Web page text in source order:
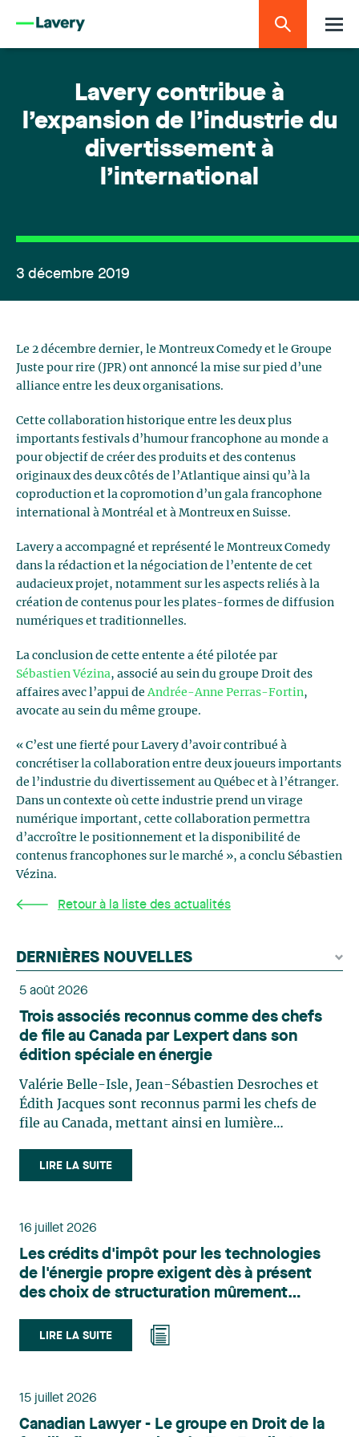
Lavery contribue à
l’expansion de l’industrie du
divertissement à
l’international
3 décembre 2019
Le 2 décembre dernier, le Montreux Comedy et le Groupe
Juste pour rire (JPR) ont annoncé la mise sur pied d’une
alliance entre les deux organisations.
Cette collaboration historique entre les deux plus
importants festivals d’humour francophone au monde a
pour objectif de créer des produits et des contenus
originaux des deux côtés de l’Atlantique ainsi qu’à la
coproduction et la copromotion d’un gala francophone
international à Montréal et à Montreux en Suisse.
Lavery a accompagné et représenté le Montreux Comedy
dans la rédaction et la négociation de l’entente de cet
audacieux projet, notamment sur les aspects reliés à la
création de contenus pour les plates-formes de diffusion
numériques et traditionnelles.
La conclusion de cette entente a été pilotée par
Sébastien Vézina, associé au sein du groupe Droit des
affaires avec l’appui deAndrée-Anne Perras-Fortin,
avocate au sein du même groupe.
« C’est une fierté pour Lavery d’avoir contribué à
concrétiser la collaboration entre deux joueurs importants
de l’industrie du divertissement au Québec et à l’étranger.
Dans un contexte où cette industrie prend un virage
numérique important, cette collaboration permettra
d’accroître le positionnement et la disponibilité de
contenus francophones sur le marché », a conclu Sébastien
Vézina.
Retour à la liste des actualités
DERNIÈRES NOUVELLES
5 août 2026
Trois associés reconnus comme des chefs
de file au Canada par Lexpert dans son
édition spéciale en énergie
Valérie Belle-Isle, Jean-Sébastien Desroches et
Édith Jacques sont reconnus parmi les chefs de
file au Canada, mettant ainsi en lumière
le domaine du droit des technologies. Valérie
Belle-Isle est associée au sein du groupe de droit
principalement sur le droit de l’environnement,
du territoire. Elle conseille et représente une
clientèle publique et privée dans le cadre d’enjeux
touchant notamment les obligations
et de permis, l’application et la contestation de
règlements d’urbanisme, ainsi que les dossiers
municipalités dans la validation juridique de leurs
Reconnue pour son approche à la fois stratégique
LIRE LA SUITE
16 juillet 2026
Les crédits d'impôt pour les technologies
de l'énergie propre exigent dès à présent
des choix de structuration mûrement
LIRE LA SUITE
15 juillet 2026
Canadian Lawyer - Le groupe en Droit de la